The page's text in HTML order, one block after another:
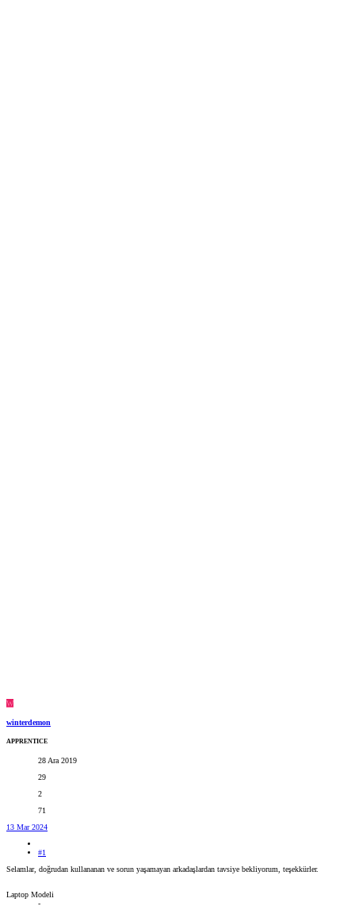
W
winterdemon
APPRENTICE
28 Ara 2019
29
2
71
13 Mar 2024
#1
Selamlar, doğrudan kullananan ve sorun yaşamayan arkadaşlardan tavsiye bekliyorum, teşekkürler.
Laptop Modeli
-